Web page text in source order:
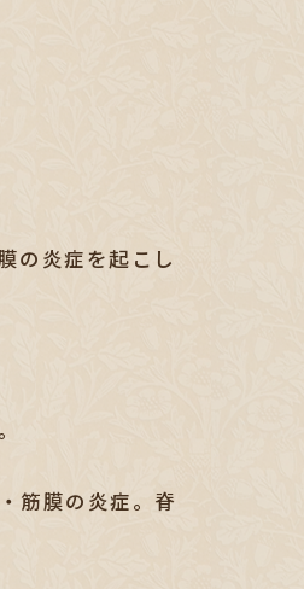
の炎症を起こし
筋膜の炎症。脊